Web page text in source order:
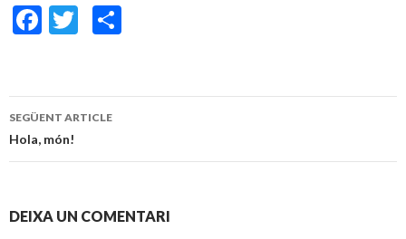
F
b
o
o
T
er p
te
Navegació
articles
SEGÜENT ARTICLE
Hola, món!
DEIXA UN COMENTARI